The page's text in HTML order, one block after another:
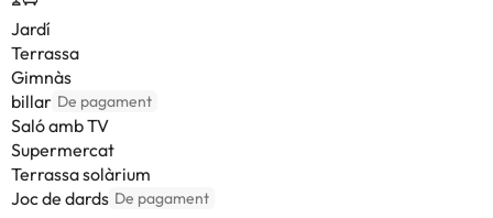
Jardí
Terrassa
Gimnàs
billar De pagament
Saló amb TV
Supermercat
Terrassa solàrium
Joc de dards De pagament